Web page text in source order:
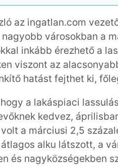
az ingatlan.com
városokban a
inkább érezhető a
viszont az
hatást fejthet ki,
a lakáspiaci
kedvez,
a márciusi 2,5
alku látszott, a
és nagyközségekben